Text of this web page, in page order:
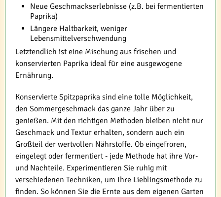
Neue Geschmackserlebnisse (z.B. bei fermentierten
Paprika)
Längere Haltbarkeit, weniger
Lebensmittelverschwendung
Letztendlich ist eine Mischung aus frischen und
konservierten Paprika ideal für eine ausgewogene
Ernährung.
Konservierte Spitzpaprika sind eine tolle Möglichkeit,
den Sommergeschmack das ganze Jahr über zu
genießen. Mit den richtigen Methoden bleiben nicht nur
Geschmack und Textur erhalten, sondern auch ein
Großteil der wertvollen Nährstoffe. Ob eingefroren,
eingelegt oder fermentiert - jede Methode hat ihre Vor-
und Nachteile. Experimentieren Sie ruhig mit
verschiedenen Techniken, um Ihre Lieblingsmethode zu
finden. So können Sie die Ernte aus dem eigenen Garten